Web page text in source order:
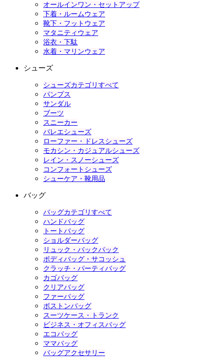
オールインワン・セットアップ
下着・ルームウェア
靴下・フットウェア
マタニティウェア
浴衣・下駄
水着・マリンウェア
シューズ
シューズカテゴリすべて
パンプス
サンダル
ブーツ
スニーカー
バレエシューズ
ローファー・ドレスシューズ
モカシン・カジュアルシューズ
レイン・スノーシューズ
コンフォートシューズ
シューケア・靴用品
バッグ
バッグカテゴリすべて
ハンドバッグ
トートバッグ
ショルダーバッグ
リュック・バックパック
ボディバッグ・サコッシュ
クラッチ・パーティバッグ
カゴバッグ
クリアバッグ
ファーバッグ
ボストンバッグ
スーツケース・トランク
ビジネス・オフィスバッグ
エコバッグ
ママバッグ
バッグアクセサリー